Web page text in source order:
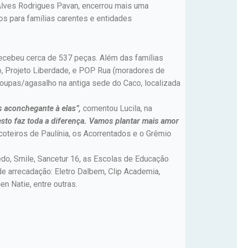
Rodrigues Pavan, encerrou mais uma
para famílias carentes e entidades
cerca de 537 peças. Além das famílias
Projeto Liberdade, e POP Rua (moradores de
agasalho na antiga sede do Caco, localizada
à elas”, comentou Lucila, na
faz toda a diferença. Vamos plantar mais amor
de Paulínia, os Acorrentados e o Grêmio
Smile, Sancetur 16, as Escolas de Educação
Eletro Dalbem, Clip Academia,
Natie, entre outras.